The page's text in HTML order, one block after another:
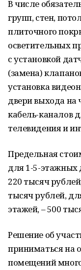
В числе
групп, стен,
плиточного
осветительных
с установкой
(замена)
установка
двери выхода на
кабель-каналов
телевидения и
Предельная
для 1-5-этажных
220 тысяч
тысяч рублей,
этажей, – 500
Решение об
приниматься на
помещений